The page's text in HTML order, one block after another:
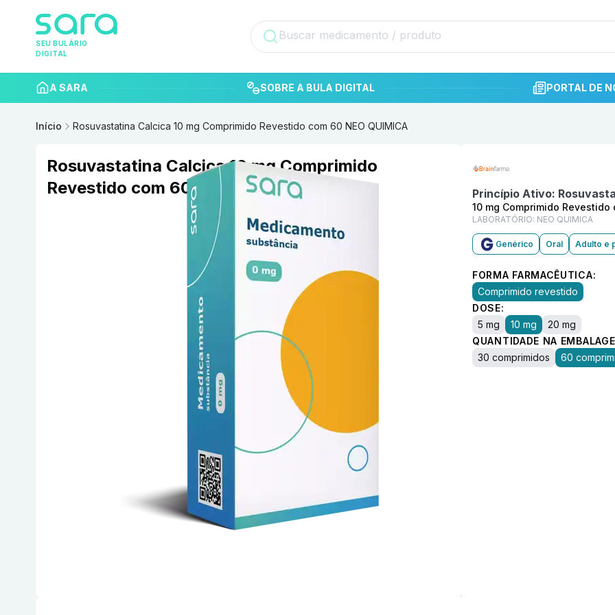
SEU BULÁRIO
DIGITAL
A SARA SOBRE A BULA DIGITAL PORTAL DE
Início Rosuvastatina Calcica 10 mg Comprimido Revestido com 60 NEO QUIMICA
Rosuvastatina Calcica 10 mg Comprimido
Revestido com 60 NEO QUIMICA
Princípio Ativo:
10 mg Comprimido Revestido
LABORATÓRIO: NEO QUIMICA
Genérico Oral Adulto e
FORMA FARMACÊUTICA:
Comprimido revestido
DOSE:
5 mg
10 mg
20 mg
QUANTIDADE NA
30 comprimidos
60